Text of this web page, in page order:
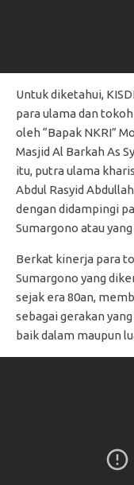
Untuk diketahui,
para ulama dan
oleh “Bapak NKRI”
Masjid Al Barkah As
itu, putra ulama
Abdul Rasyid
dengan didampingi
Sumargono atau
Berkat kinerja para
Sumargono yang
sejak era 80an,
sebagai gerakan
baik dalam maupun